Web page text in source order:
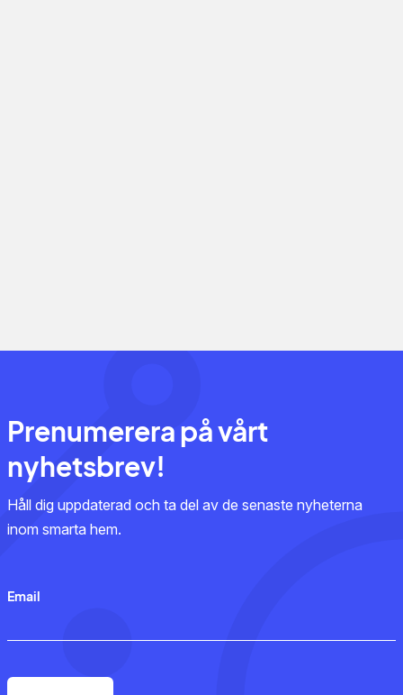
Prenumerera på vårt
nyhetsbrev!
Håll dig uppdaterad och ta del av de senaste nyheterna
inom smarta hem.
Email